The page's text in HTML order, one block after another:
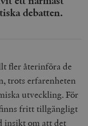
debatten.
fler återinföra de
trots erfarenheten
utveckling. För
fritt tillgängligt
insikt om att det